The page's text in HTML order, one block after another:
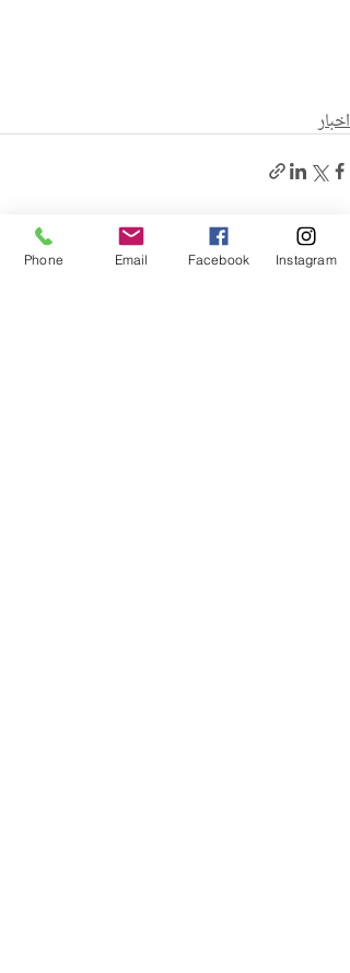
اخبار
منشورات ذات صلة إظهار الكل
Phone Email Facebook Instagram